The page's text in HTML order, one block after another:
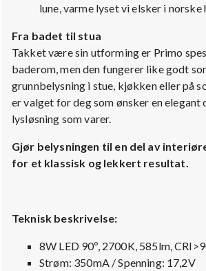
lune, varme lyset vi elsker i norske
Fra badet til stua
Takket være sin utforming er Primo
baderom, men den fungerer like godt
grunnbelysning i stue, kjøkken eller på
er valget for deg som ønsker en elegant
lysløsning som varer.
Gjør belysningen til en del av
for et klassisk og lekkert resultat.
Teknisk beskrivelse:
8W LED 90º, 2700K, 585lm,
Strøm: 350mA / Spenning: 17,2V